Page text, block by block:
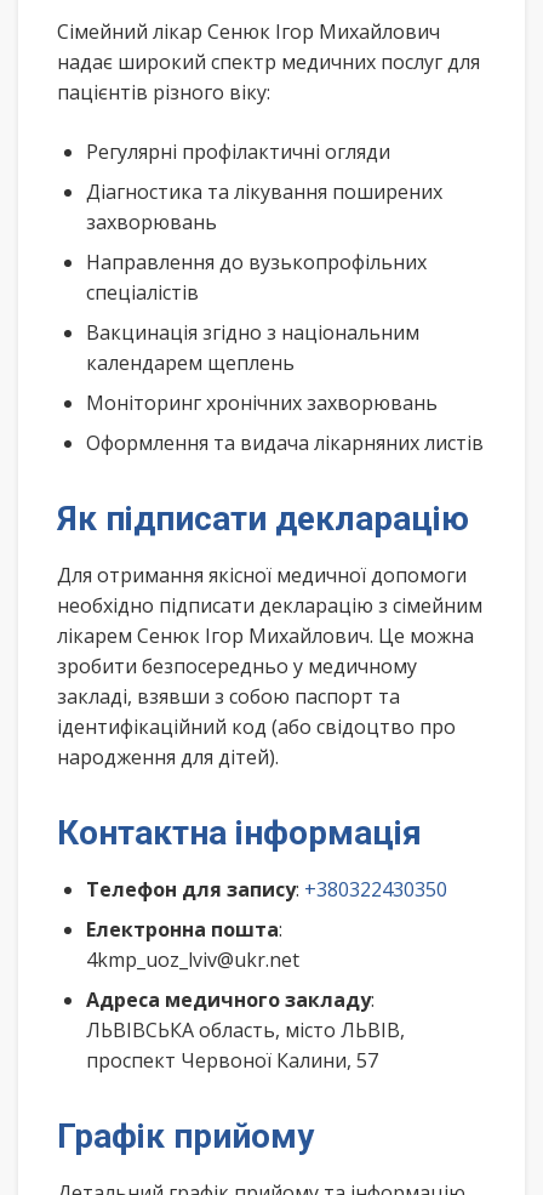
Сімейний лікар Сенюк Ігор Михайлович
надає широкий спектр медичних послуг для
пацієнтів різного віку:
Регулярні профілактичні огляди
Діагностика та лікування поширених
захворювань
Направлення до вузькопрофільних
спеціалістів
Вакцинація згідно з національним
календарем щеплень
Моніторинг хронічних захворювань
Оформлення та видача лікарняних листів
Як підписати декларацію
Для отримання якісної медичної допомоги
необхідно підписати декларацію з сімейним
лікарем Сенюк Ігор Михайлович. Це можна
зробити безпосередньо у медичному
закладі, взявши з собою паспорт та
ідентифікаційний код (або свідоцтво про
народження для дітей).
Контактна інформація
Телефон для запису: +380322430350
Електронна пошта:
4kmp_uoz_lviv@ukr.net
Адреса медичного закладу:
ЛЬВІВСЬКА область, місто ЛЬВІВ,
проспект Червоної Калини, 57
Графік прийому